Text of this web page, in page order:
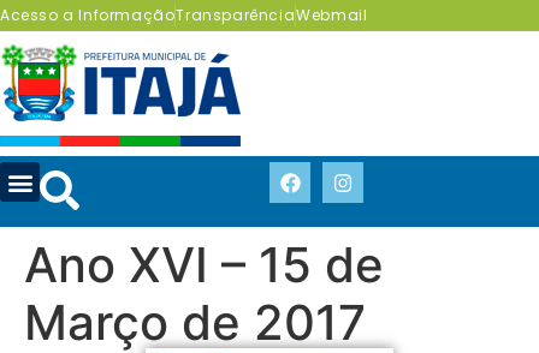
Acesso a InformaçãoTransparênciaWebmail
Ano XVI – 15 de
Março de 2017